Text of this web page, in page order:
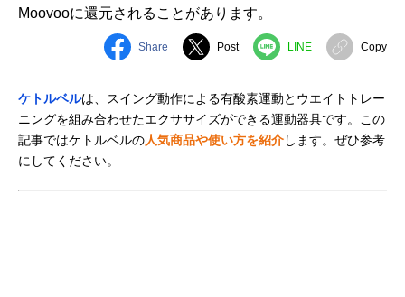
Moovooに還元されることがあります。
Share Post LINE Copy
ケトルベルは、スイング動作による有酸素運動とウエイトトレー
ニングを組み合わせたエクササイズができる運動器具です。この
記事ではケトルベルの人気商品や使い方を紹介します。ぜひ参考
にしてください。